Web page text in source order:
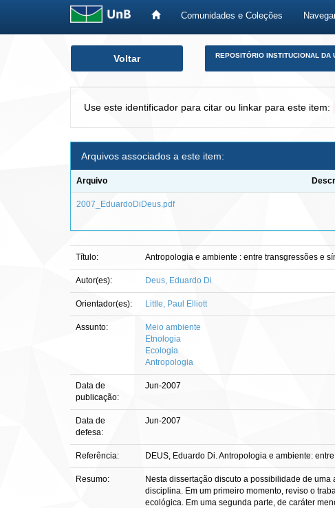
Comunidades e Coleções
Voltar REPOSITÓRIO INSTITUCIONAL DA
Use este identificador para citar ou linkar para este item:
Arquivos associados a este item:
Arquivo
2007_EduardoDiDeus.pdf
Título: Antropologia e ambiente : entre transgressões e
Autor(es): Deus, Eduardo Di
Orientador(es): Little, Paul Elliott
Assunto:
Meio ambiente
Etnologia
Ecologia
Antropologia
Data de
publicação:
Jun-2007
Data de
defesa:
Jun-2007
Referência: DEUS, Eduardo Di. Antropologia e ambiente:
Resumo:
Nesta dissertação discuto a possibilidade de
disciplina. Em um primeiro momento, reviso o
ecológica. Em uma segunda parte, de caráter